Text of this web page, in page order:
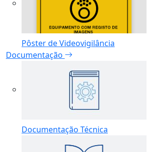
Pôster de Videovigilância
Documentação
Documentação Técnica